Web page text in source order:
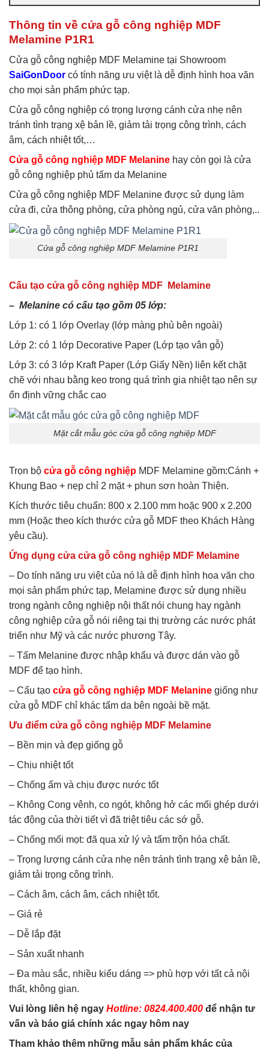
gỗ MDF Laminate,Cửa gỗ
MDF Melamine
MDF phủ Melamine
Thông tin về cửa gỗ công nghiệp MDF
Melamine P1R1
Cửa gỗ công nghiệp MDF Melamine tại Showroom
SaiGonDoor có tính năng ưu việt là dễ định hình hoa văn
cho mọi sản phẩm phức tạp.
Cửa gỗ công nghiệp có trọng lượng cánh cửa nhẹ nên
tránh tình trạng xệ bản lề, giảm tải trọng công trình, cách
âm, cách nhiệt tốt,…
Cửa gỗ công nghiệp MDF Melanine hay còn gọi là cửa
gỗ công nghiệp phủ tấm da Melanine
Cửa gỗ công nghiệp MDF Melanine được sử dụng làm
cửa đi, cửa thông phòng, cửa phòng ngủ, cửa văn phòng,..
Cửa gỗ công nghiệp MDF Melamine P1R1
Cấu tạo cửa gỗ công nghiệp MDF Melamine
– Melanine có cấu tạo gồm 05 lớp:
Lớp 1: có 1 lớp Overlay (lớp màng phủ bên ngoài)
Lớp 2: có 1 lớp Decorative Paper (Lớp tạo vân gỗ)
Lớp 3: có 3 lớp Kraft Paper (Lớp Giấy Nền) liên kết chặt
chẽ với nhau bằng keo trong quá trình gia nhiệt tạo nên sự
ổn định vững chắc cao
Mặt cắt mẫu góc cửa gỗ công nghiệp MDF
Trọn bộ cửa gỗ công nghiệp MDF Melamine gồm:Cánh +
Khung Bao + nẹp chỉ 2 mặt + phun sơn hoàn Thiện.
Kích thước tiêu chuẩn: 800 x 2.100 mm hoặc 900 x 2.200
mm (Hoặc theo kích thước cửa gỗ MDF theo Khách Hàng
yêu cầu).
Ứng dụng cửa cửa gỗ công nghiệp MDF Melamine
– Do tính năng ưu việt của nó là dễ định hình hoa văn cho
mọi sản phẩm phức tạp, Melamine được sử dụng nhiều
trong ngành công nghiệp nội thất nói chung hay ngành
công nghiệp cửa gỗ nói riêng tại thị trường các nước phát
triển như Mỹ và các nước phương Tây.
– Tấm Melanine được nhập khẩu và được dán vào gỗ
MDF để tạo hình.
– Cấu tạo cửa gỗ công nghiệp MDF Melanine giống như
cửa gỗ MDF chỉ khác tấm da bên ngoài bề mặt.
Ưu điểm cửa gỗ công nghiệp MDF Melamine
– Bền mịn và đẹp giống gỗ
– Chịu nhiệt tốt
– Chống ẩm và chịu được nước tốt
– Không Cong vênh, co ngót, không hở các mối ghép dưới
tác động của thời tiết vì đã triệt tiêu các sớ gỗ.
– Chống mối mọt: đã qua xử lý và tẩm trộn hóa chất.
– Trọng lượng cánh cửa nhẹ nên tránh tình trạng xệ bản lề,
giảm tải trọng công trình.
– Cách âm, cách âm, cách nhiệt tốt.
– Giá rẻ
– Dễ lắp đặt
– Sản xuất nhanh
– Đa màu sắc, nhiều kiểu dáng => phù hợp với tất cả nội
thất, không gian.
Vui lòng liên hệ ngay Hotline: 0824.400.400 để nhận tư
vấn và báo giá chính xác ngay hôm nay
Tham khảo thêm những mẫu sản phẩm khác của